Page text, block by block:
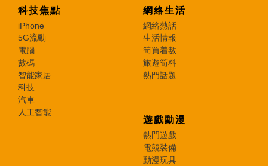
科技焦點
iPhone
5G流動
電腦
數碼
智能家居
科技
汽車
人工智能
網絡生活
網絡熱話
生活情報
筍買着數
旅遊筍料
熱門話題
遊戲動漫
熱門遊戲
電競裝備
動漫玩具